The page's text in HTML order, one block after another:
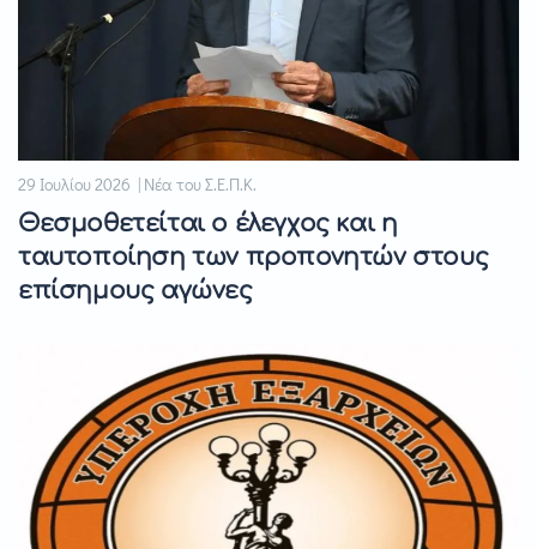
29 Ιουλίου 2026 | Νέα του Σ.Ε.Π.Κ.
Θεσμοθετείται ο έλεγχος και η
ταυτοποίηση των προπονητών στους
επίσημους αγώνες